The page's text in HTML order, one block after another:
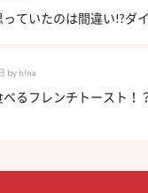
ていたのは間違い!?ダ
by h!na
べるフレンチトースト